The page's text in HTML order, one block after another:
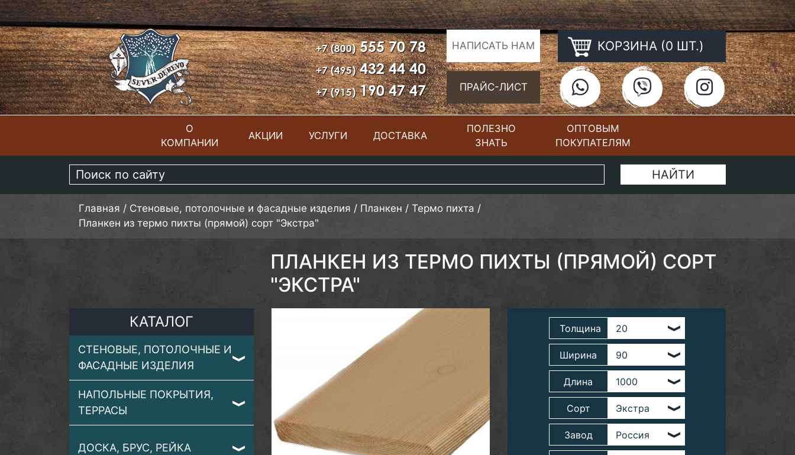
+7 (800)555 70 78
+7 (495)432 44 40
+7 (915)190 47 47
НАПИСАТЬ НАМ
ПРАЙС-ЛИСТ
КОРЗИНА (0 ШТ.)
ГЛАВНАЯ
О
КОМПАНИИ
АКЦИИ УСЛУГИ ДОСТАВКА
ПОЛЕЗНО
ЗНАТЬ
ОПТОВЫМ
ПОКУПАТЕЛЯМ
КОНТАКТЫ
Главная / Стеновые, потолочные и фасадные изделия / Планкен / Термо пихта /
Планкен из термо пихты (прямой) сорт "Экстра"
ПЛАНКЕН ИЗ ТЕРМО ПИХТЫ (ПРЯМОЙ) СОРТ
"ЭКСТРА"
КАТАЛОГ
СТЕНОВЫЕ, ПОТОЛОЧНЫЕ И
ФАСАДНЫЕ ИЗДЕЛИЯ
НАПОЛЬНЫЕ ПОКРЫТИЯ,
ТЕРРАСЫ
ДОСКА, БРУС, РЕЙКА
Толщина
Ширина
Длина
Сорт
Завод